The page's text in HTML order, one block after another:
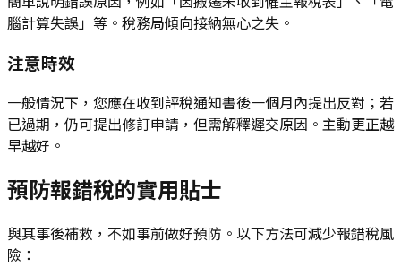
腦計算失誤」等。稅務局傾向接納無心之失。
注意時效
一般情況下，您應在收到評稅通知書後一個月內提出反對；若
已過期，仍可提出修訂申請，但需解釋遲交原因。主動更正越
早越好。
預防報錯稅的實用貼士
與其事後補救，不如事前做好預防。以下方法可減少報錯稅風
險：